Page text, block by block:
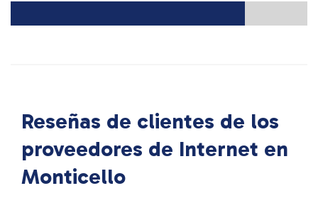
Reseñas de clientes de los
proveedores de Internet en
Monticello